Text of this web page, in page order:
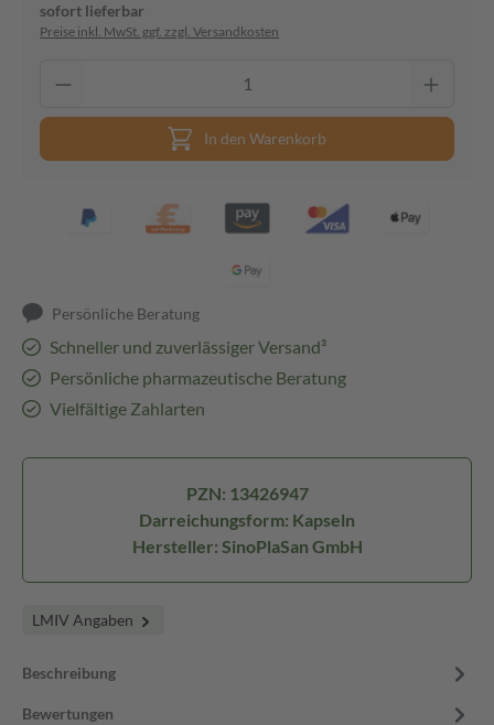
sofort lieferbar
Preise inkl. MwSt. ggf. zzgl. Versandkosten
In den Warenkorb
Persönliche Beratung
Schneller und zuverlässiger Versand³
Persönliche pharmazeutische Beratung
Vielfältige Zahlarten
PZN: 13426947
Darreichungsform: Kapseln
Hersteller: SinoPlaSan GmbH
LMIV Angaben
Beschreibung
Bewertungen